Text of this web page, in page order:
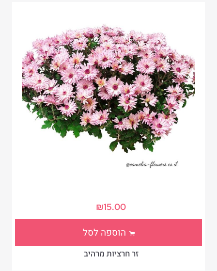
זר חרציות מרהיב
₪15.00
הוספה לסל